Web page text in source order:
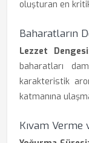
oluşturan en kritik
Baharatların
Lezzet
baharatları
karakteristik
katmanına
Kıvam Verme